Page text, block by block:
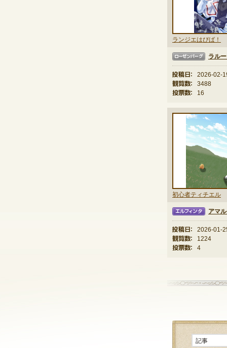
ランジエはぴば！
ラル
投稿日：
2026-02-
観覧数：
3488
投票数：
16
初心者ティチエル
アマ
投稿日：
2026-01-
観覧数：
1224
投票数：
4